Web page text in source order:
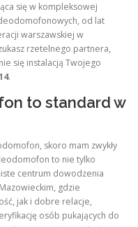
się w kompleksowej
od lat
warszawskiej w
rzetelnego partnera,
się instalacją Twojego
.
to standard w
skoro mam zwykły
to nie tylko
centrum dowodzenia
gdzie
jak i dobre relacje,
osób pukających do